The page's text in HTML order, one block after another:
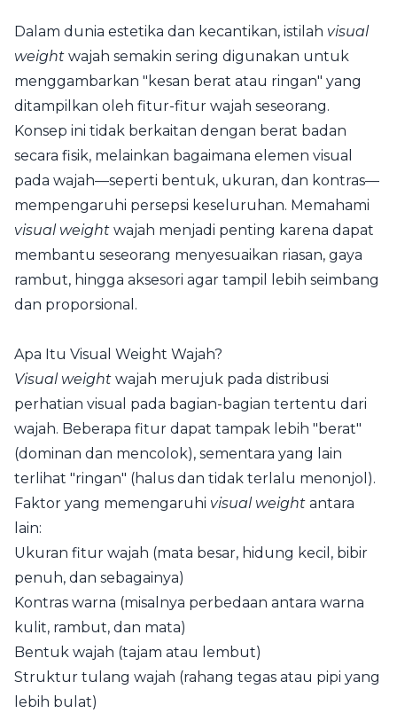
Dalam dunia estetika dan kecantikan, istilah visual
weight wajah semakin sering digunakan untuk
menggambarkan "kesan berat atau ringan" yang
ditampilkan oleh fitur-fitur wajah seseorang.
Konsep ini tidak berkaitan dengan berat badan
secara fisik, melainkan bagaimana elemen visual
pada wajah—seperti bentuk, ukuran, dan kontras—
mempengaruhi persepsi keseluruhan. Memahami
visual weight wajah menjadi penting karena dapat
membantu seseorang menyesuaikan riasan, gaya
rambut, hingga aksesori agar tampil lebih seimbang
dan proporsional.
Apa Itu Visual Weight Wajah?
Visual weight wajah merujuk pada distribusi
perhatian visual pada bagian-bagian tertentu dari
wajah. Beberapa fitur dapat tampak lebih "berat"
(dominan dan mencolok), sementara yang lain
terlihat "ringan" (halus dan tidak terlalu menonjol).
Faktor yang memengaruhi visual weight antara
lain:
Ukuran fitur wajah (mata besar, hidung kecil, bibir
penuh, dan sebagainya)
Kontras warna (misalnya perbedaan antara warna
kulit, rambut, dan mata)
Bentuk wajah (tajam atau lembut)
Struktur tulang wajah (rahang tegas atau pipi yang
lebih bulat)